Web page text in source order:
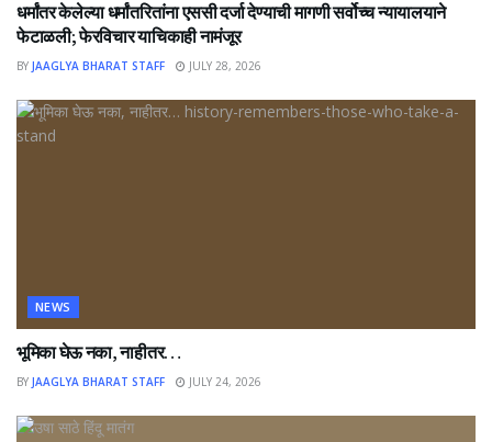
धर्मांतर केलेल्या धर्मांतरितांना एससी दर्जा देण्याची मागणी सर्वोच्च न्यायालयाने
फेटाळली; फेरविचार याचिकाही नामंजूर
BY JAAGLYA BHARAT STAFF JULY 28, 2026
NEWS
भूमिका घेऊ नका, नाहीतर…
BY JAAGLYA BHARAT STAFF JULY 24, 2026